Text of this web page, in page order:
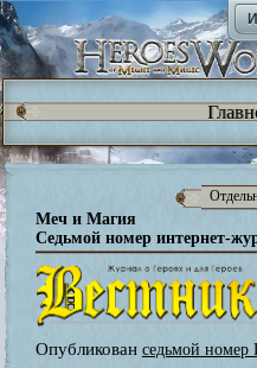
Меч и Магия
Седьмой номер интернет-
Опубликован седьмой номер